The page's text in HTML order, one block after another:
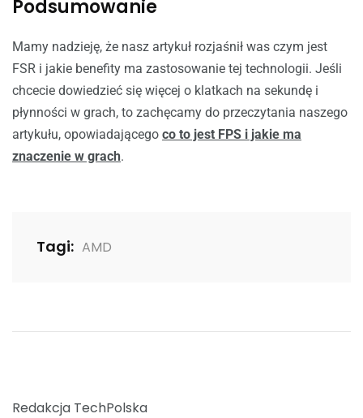
Podsumowanie
Mamy nadzieję, że nasz artykuł rozjaśnił was czym jest
FSR i jakie benefity ma zastosowanie tej technologii. Jeśli
chcecie dowiedzieć się więcej o klatkach na sekundę i
płynności w grach, to zachęcamy do przeczytania naszego
artykułu, opowiadającego co to jest FPS i jakie ma
znaczenie w grach.
Tagi: AMD
Redakcja TechPolska